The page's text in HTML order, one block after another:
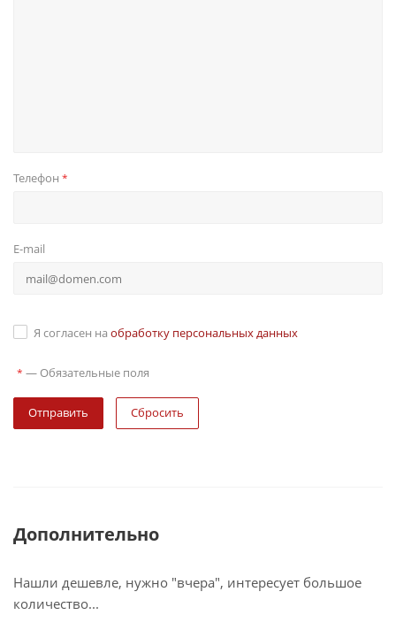
Телефон *
E-mail
Я согласен на обработку персональных данных
* — Обязательные поля
Сбросить
Дополнительно
Нашли дешевле, нужно "вчера", интересует большое
количество...